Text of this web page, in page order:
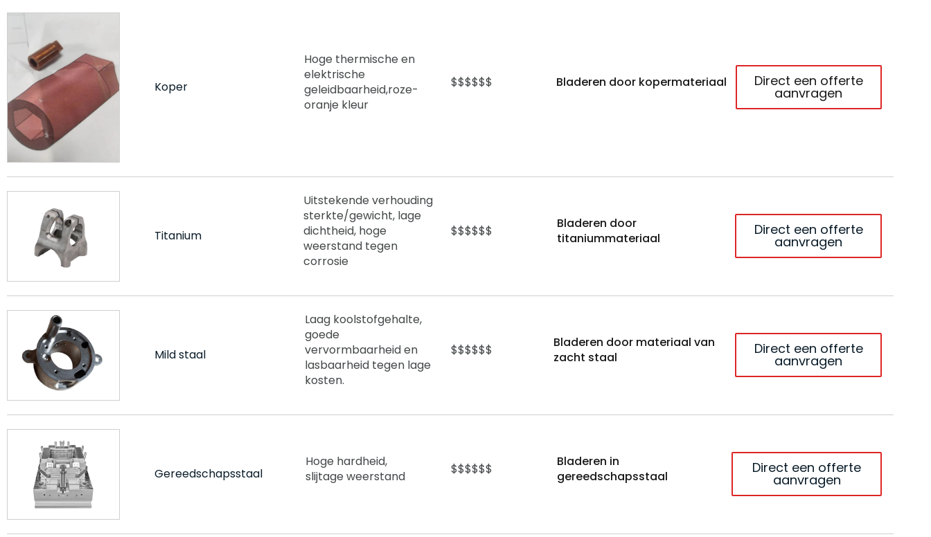
Koper
Hoge thermische en
elektrische
geleidbaarheid,roze-
oranje kleur
$$$$$$ Bladeren door kopermateriaal Direct een offerte
aanvragen
Titanium
Uitstekende verhouding
sterkte/gewicht, lage
dichtheid, hoge
weerstand tegen
corrosie
$$$$$$
Bladeren door
titaniummateriaal
Direct een offerte
aanvragen
Mild staal
Laag koolstofgehalte,
goede
vervormbaarheid en
lasbaarheid tegen lage
kosten.
$$$$$$
Bladeren door materiaal van
zacht staal
Direct een offerte
aanvragen
Gereedschapsstaal
Hoge hardheid,
slijtageweerstand $$$$$$
Bladeren in
gereedschapsstaal
Direct een offerte
aanvragen